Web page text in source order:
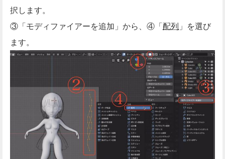
択します。
③「モディファイアーを追加」から、④「配列 」を選び
ます。